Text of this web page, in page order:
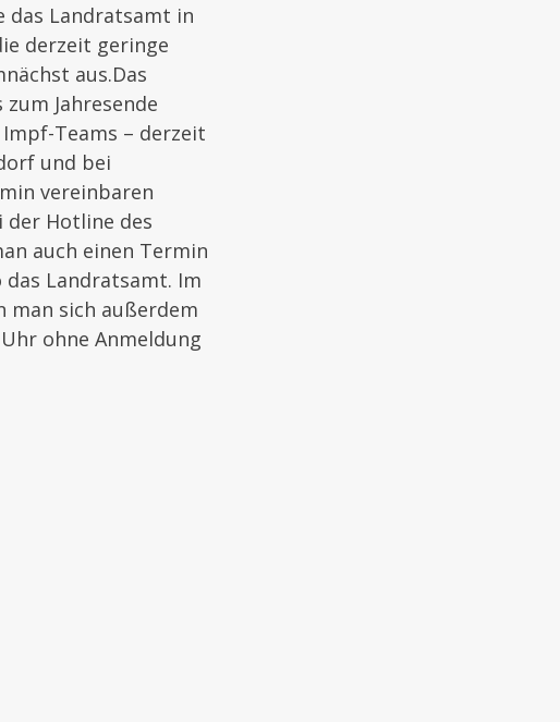
das Landratsamt in
derzeit geringe
aus.Das
Jahresende
Teams – derzeit
und bei
vereinbaren
der Hotline des
auch einen Termin
Landratsamt. Im
man sich außerdem
ohne Anmeldung